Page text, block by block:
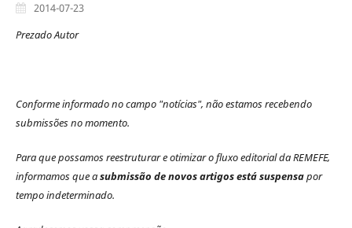
2014-07-23
Prezado Autor
Conforme informado no campo "notícias", não estamos recebendo
submissões no momento.
Para que possamos reestruturar e otimizar o fluxo editorial da REMEFE,
informamos que asubmissão de novos artigos está suspensapor
tempo indeterminado.